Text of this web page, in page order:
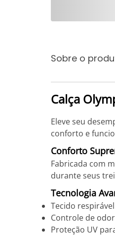
Sobre o
Calça
Eleve seu
conforto e
Conforto
Fabricada com
durante seus
Tecnologia
Tecido
Controle de
Proteção UV